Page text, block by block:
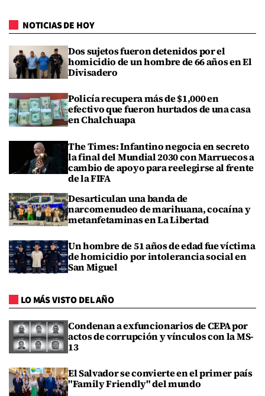
NOTICIAS DE HOY
Dos sujetos fueron detenidos por el
homicidio de un hombre de 66 años en El
Divisadero
Policía recupera más de $1,000 en
efectivo que fueron hurtados de una casa
en Chalchuapa
The Times: Infantino negocia en secreto
la final del Mundial 2030 con Marruecos a
cambio de apoyo para reelegirse al frente
de la FIFA
Desarticulan una banda de
narcomenudeo de marihuana, cocaína y
metanfetaminas en La Libertad
Un hombre de 51 años de edad fue víctima
de homicidio por intolerancia social en
San Miguel
LO MÁS VISTO DEL AÑO
Condenan a exfuncionarios de CEPA por
actos de corrupción y vínculos con la MS-
13
El Salvador se convierte en el primer país
"Family Friendly" del mundo